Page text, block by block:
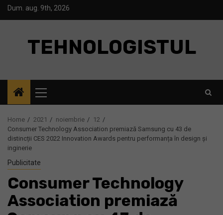
SkipDum. aug. 9th, 2026
TEHNOLOGISTUL
Menu
Home 2021 noiembrie
12
Consumer Technology Association premiază Samsung cu 43 de
distincții CES 2022 Innovation Awards pentru performanța în design și
inginerie
Publicitate
Consumer Technology
Association premiază